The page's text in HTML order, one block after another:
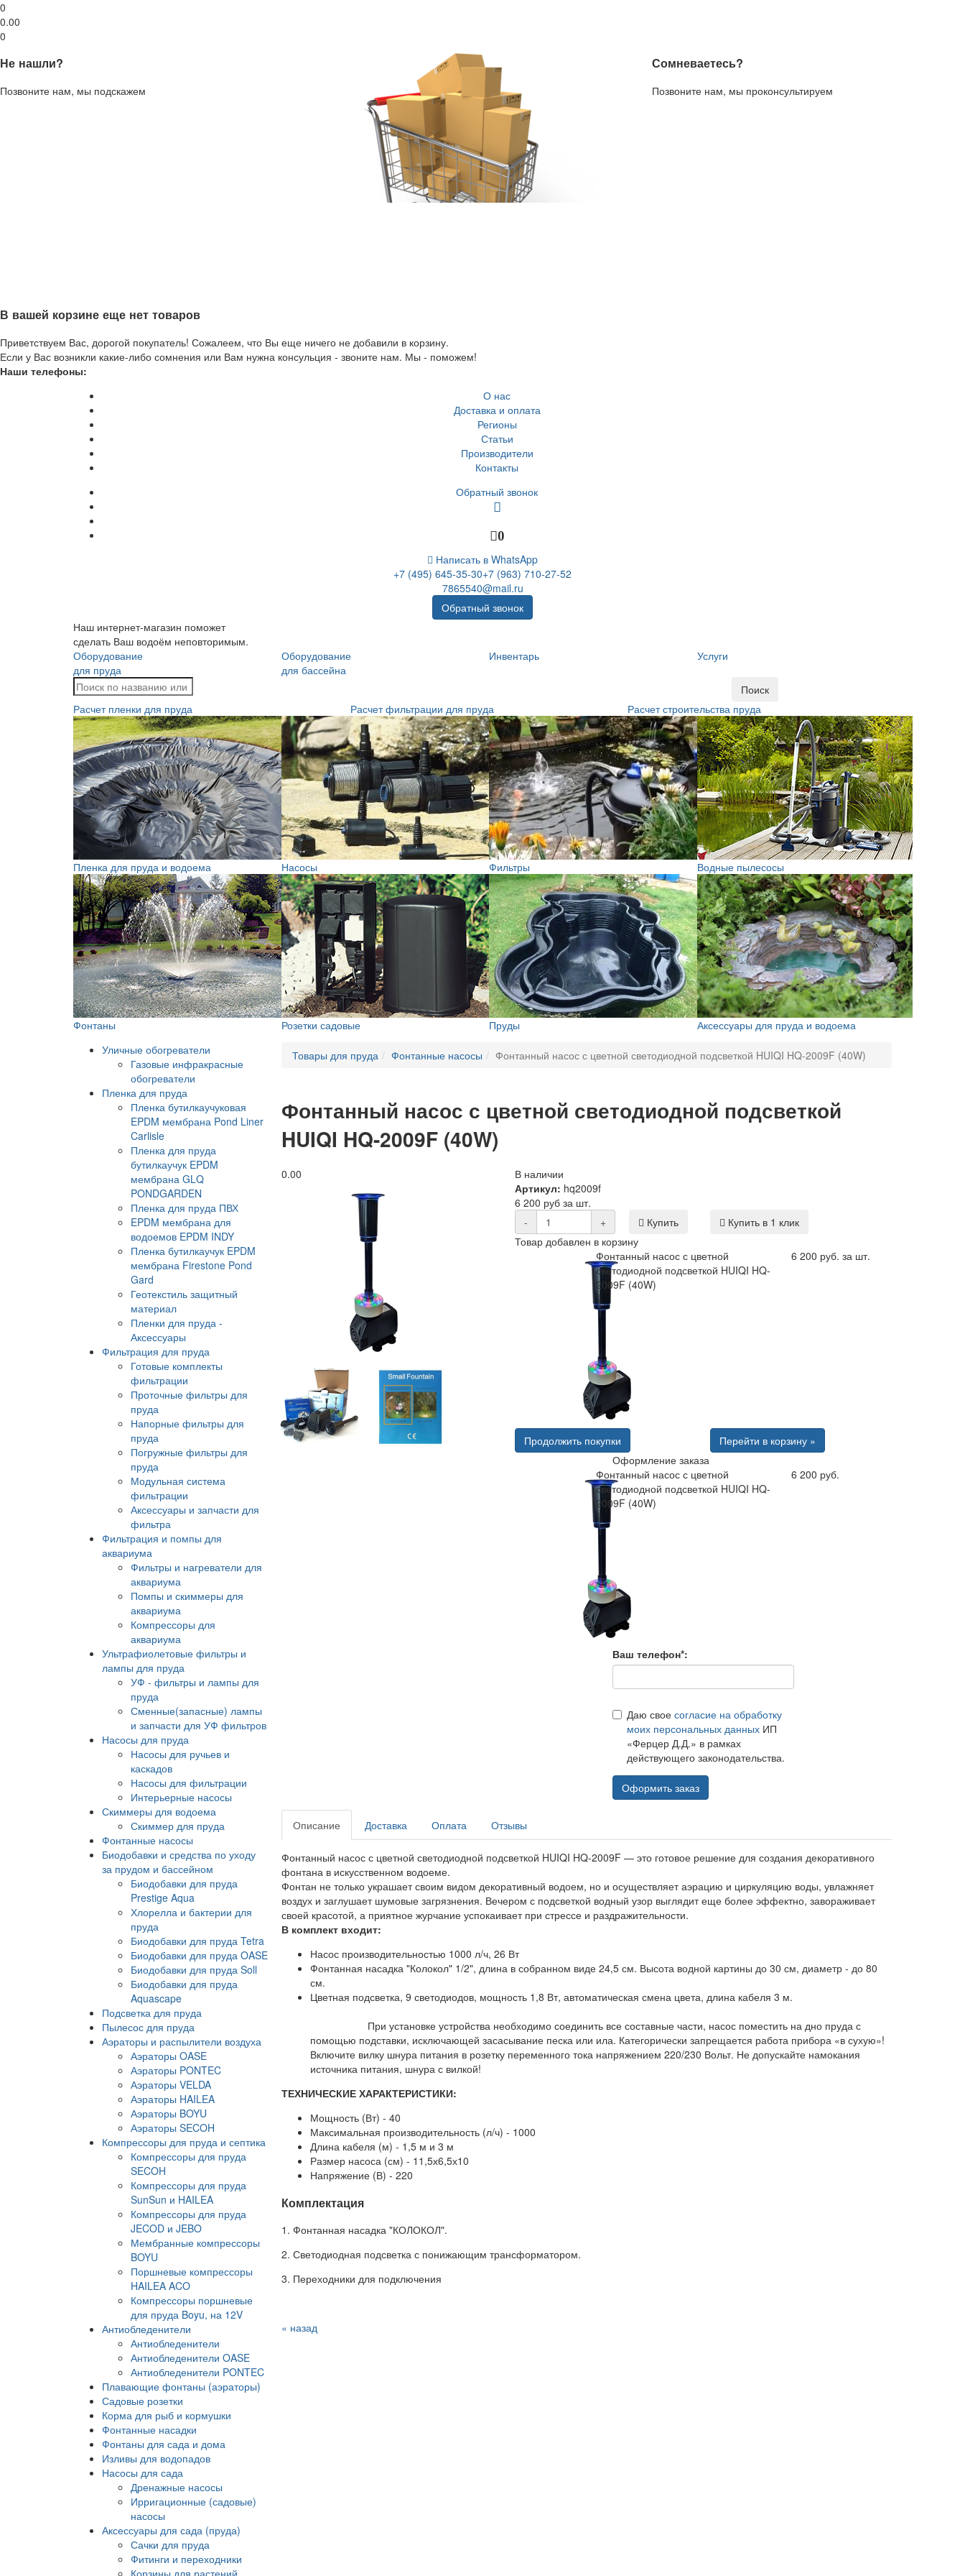
0
0.00
0
Не нашли?
Позвоните нам, мы подскажем
Сомневаетесь?
Позвоните нам, мы проконсультируем
В вашей корзине еще нет товаров
Приветствуем Вас, дорогой покупатель! Сожалеем, что Вы еще ничего не добавили в корзину.
Если у Вас возникли какие-либо сомнения или Вам нужна консульция - звоните нам. Мы - поможем!
Наши телефоны:
О нас
Доставка и оплата
Регионы
Статьи
Производители
Контакты
Обратный звонок
0
Написать в WhatsApp
+7 (495) 645-35-30+7 (963) 710-27-52
7865540@mail.ru
Обратный звонок
Наш интернет-магазин поможет
сделать Ваш водоём неповторимым.
Оборудование
для пруда
Оборудование
для бассейна
Инвентарь Услуги
Поиск
Расчет пленки для пруда
Расчет фильтрации для пруда Расчет строительства пруда
Пленка для пруда и водоема Насосы Фильтры Водные пылесосы
Фонтаны Розетки садовые Пруды
Аксессуары для пруда и водоема
Уличные обогреватели
Газовые инфракрасные
обогреватели
Пленка для пруда
Пленка бутилкаучуковая
EPDM мембрана Pond Liner
Carlisle
Пленка для пруда
бутилкаучук EPDM
мембрана GLQ
PONDGARDEN
Пленка для пруда ПВХ
EPDM мембрана для
водоемов EPDM INDY
Пленка бутилкаучук EPDM
мембрана Firestone Pond
Gard
Геотекстиль защитный
материал
Пленки для пруда -
Аксессуары
Фильтрация для пруда
Готовые комплекты
фильтрации
Проточные фильтры для
пруда
Напорные фильтры для
пруда
Погружные фильтры для
пруда
Модульная система
фильтрации
Аксессуары и запчасти для
фильтра
Фильтрация и помпы для
аквариума
Фильтры и нагреватели для
аквариума
Помпы и скиммеры для
аквариума
Компрессоры для
аквариума
Ультрафиолетовые фильтры и
лампы для пруда
УФ - фильтры и лампы для
пруда
Сменные(запасные) лампы
и запчасти для УФ фильтров
Насосы для пруда
Насосы для ручьев и
каскадов
Насосы для фильтрации
Интерьерные насосы
Скиммеры для водоема
Скиммер для пруда
Фонтанные насосы
Биодобавки и средства по уходу
за прудом и бассейном
Биодобавки для пруда
Prestige Aqua
Хлорелла и бактерии для
пруда
Биодобавки для пруда Tetra
Биодобавки для пруда OASE
Биодобавки для пруда Soll
Биодобавки для пруда
Aquascape
Подсветка для пруда
Пылесос для пруда
Аэраторы и распылители воздуха
Аэраторы OASE
Аэраторы PONTEC
Аэраторы VELDA
Аэраторы HAILEA
Аэраторы BOYU
Аэраторы SECOH
Компрессоры для пруда и септика
Компрессоры для пруда
SECOH
Компрессоры для пруда
SunSun и HAILEA
Компрессоры для пруда
JECOD и JEBO
Мембранные компрессоры
BOYU
Поршневые компрессоры
HAILEA ACO
Компрессоры поршневые
для пруда Boyu, на 12V
Антиобледенители
Антиобледенители
Антиобледенители OASE
Антиобледенители PONTEC
Плавающие фонтаны (аэраторы)
Садовые розетки
Корма для рыб и кормушки
Фонтанные насадки
Фонтаны для сада и дома
Изливы для водопадов
Насосы для сада
Дренажные насосы
Ирригационные (садовые)
насосы
Аксессуары для сада (пруда)
Сачки для пруда
Фитинги и переходники
Корзины для растений
Товары для пруда Фонтанные насосы Фонтанный насос с цветной светодиодной подсветкой HUIQI HQ-2009F (40W)
Фонтанный насос с цветной светодиодной подсветкой
HUIQI HQ-2009F (40W)
0.00
В наличии
Артикул: hq2009f
6 200 руб за шт.
-
+ Купить
Купить в 1 клик
Товар добавлен в корзину
Фонтанный насос с цветной
светодиодной подсветкой HUIQI HQ-
2009F (40W)
6 200 руб. за шт.
Продолжить покупки
Перейти в корзину »
Оформление заказа
Фонтанный насос с цветной
светодиодной подсветкой HUIQI HQ-
2009F (40W)
6 200 руб.
Ваш телефон*:
Даю свое согласие на обработку
моих персональных данныхИП
«Ферцер Д.Д.» в рамках
действующего законодательства.
Оформить заказ
Описание Доставка Оплата Отзывы
Фонтанный насос с цветной светодиодной подсветкой HUIQI HQ-2009F — это готовое решение для создания декоративного
фонтана в искусственном водоеме.
Фонтан не только украшает своим видом декоративный водоем, но и осуществляет аэрацию и циркуляцию воды, увлажняет
воздух и заглушает шумовые загрязнения. Вечером с подсветкой водный узор выглядит еще более эффектно, завораживает
своей красотой, а приятное журчание успокаивает при стрессе и раздражительности.
В комплект входит:
Насос производительностью 1000 л/ч, 26 Вт
Фонтанная насадка "Колокол" 1/2", длина в собранном виде 24,5 см. Высота водной картины до 30 см, диаметр - до 80
см.
Цветная подсветка, 9 светодиодов, мощность 1,8 Вт, автоматическая смена цвета, длина кабеля 3 м.
При установке устройства необходимо соединить все составные части, насос поместить на дно пруда с
помощью подставки, исключающей засасывание песка или ила. Категорически запрещается работа прибора «в сухую»!
Включите вилку шнура питания в розетку переменного тока напряжением 220/230 Вольт. Не допускайте намокания
источника питания, шнура с вилкой!
ТЕХНИЧЕСКИЕ ХАРАКТЕРИСТИКИ:
Мощность (Вт) - 40
Максимальная производительность (л/ч) - 1000
Длина кабеля (м) - 1,5 м и 3 м
Размер насоса (см) - 11,5х6,5х10
Напряжение (В) - 220
Комплектация
1. Фонтанная насадка "КОЛОКОЛ".
2. Светодиодная подсветка с понижающим трансформатором.
3. Переходники для подключения
« назад